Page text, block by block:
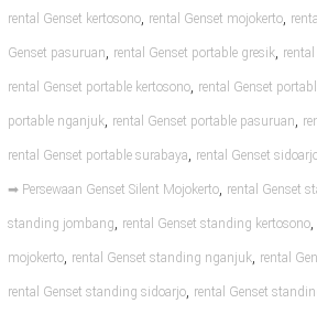
rental Genset kertosono, rental Genset mojokerto,
Genset pasuruan, rental Genset portable gresik,
rental Genset portable kertosono, rental Genset
portable nganjuk, rental Genset portable pasuruan,
rental Genset portable surabaya, rental Genset
➡ Persewaan Genset Silent Mojokerto, rental Genset
standing jombang, rental Genset standing kertosono,
mojokerto, rental Genset standing nganjuk, rental
rental Genset standing sidoarjo, rental Genset